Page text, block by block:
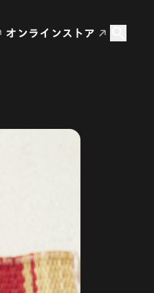
オンラインストア